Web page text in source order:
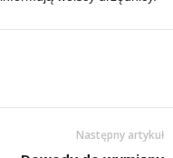
Następny artykuł